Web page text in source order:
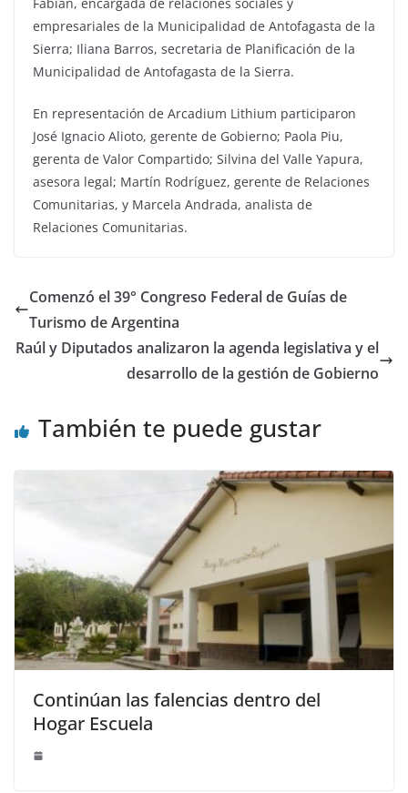
Fabián, encargada de relaciones sociales y
empresariales de la Municipalidad de Antofagasta de la
Sierra; Iliana Barros, secretaria de Planificación de la
Municipalidad de Antofagasta de la Sierra.
En representación de Arcadium Lithium participaron
José Ignacio Alioto, gerente de Gobierno; Paola Piu,
gerenta de Valor Compartido; Silvina del Valle Yapura,
asesora legal; Martín Rodríguez, gerente de Relaciones
Comunitarias, y Marcela Andrada, analista de
Relaciones Comunitarias.
Comenzó el 39° Congreso Federal de Guías de
Turismo de Argentina
Raúl y Diputados analizaron la agenda legislativa y el
desarrollo de la gestión de Gobierno
También te puede gustar
Continúan las falencias dentro del
Hogar Escuela